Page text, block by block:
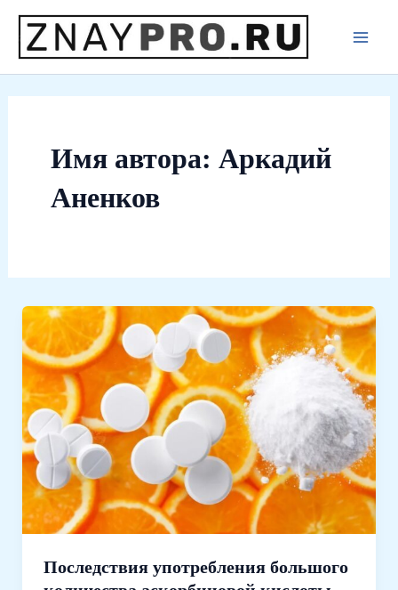
содержимому
Имя автора: Аркадий
Аненков
Последствия употребления большого